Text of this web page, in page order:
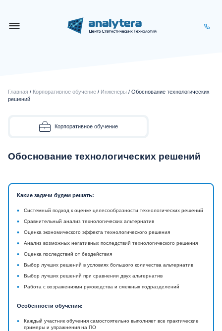
Главная / Корпоративное обучение / Инженеры / Обоснование технологических
решений
Корпоративное обучение
Обоснование технологических решений
Какие задачи будем решать:
• Системный подход к оценке целесообразности технологических решений
• Сравнительный анализ технологических альтернатив
• Оценка экономического эффекта технологического решения
• Анализ возможных негативных последствий технологического решения
• Оценка последствий от бездействия
• Выбор лучших решений в условиях большого количества альтернатив
• Выбор лучших решений при сравнении двух альтернатив
• Работа с возражениями руководства и смежных подразделений
Особенности обучения:
•
Каждый участник обучения самостоятельно выполняет все практические
примеры и упражнения на ПО